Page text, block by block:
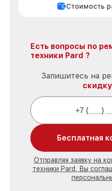
Стоимость
Есть вопросы по
техники Pard ?
Запишитесь на
Бесплатная
Отправляя заявку на
техники Pard, Вы